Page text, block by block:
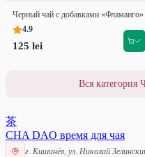
Черный чай с добавками «Фламанго»
4.9
125 lei
Вся категория
茶
CHA DAO время для чая
г. Кишинёв, ул. Николай